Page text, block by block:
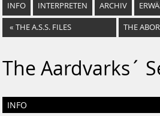
INFO INTERPRETEN ARCHIV
« THE A.S.S. FILES
The Aardvarks´
INFO